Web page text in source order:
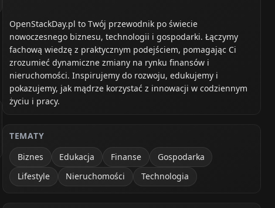
OpenStackDay.pl to Twój przewodnik po świecie
nowoczesnego biznesu, technologii i gospodarki. Łączymy
fachową wiedzę z praktycznym podejściem, pomagając Ci
zrozumieć dynamiczne zmiany na rynku finansów i
nieruchomości. Inspirujemy do rozwoju, edukujemy i
pokazujemy, jak mądrze korzystać z innowacji w codziennym
życiu i pracy.
TEMATY
Biznes
Edukacja Finanse
Gospodarka
Lifestyle
Nieruchomości Technologia